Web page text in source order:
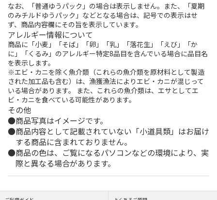
なお、「普通ゆうパック」の場合は表示しません。また、「夏期
のみチルドゆうパック」などとなる場合は、記号での表示はせ
ず、商品内容欄にその旨を表示しています。
アレルギー情報について
商品に「小麦」「そば」「卵」「乳」「落花生」「えび」「か
に」「くるみ」のアレルギー特定8品目を含んでいる場合に品目名
を表示します。
※エビ・カニを除く魚介類（これらの魚介類を原材料として製造
された加工品も含む）は、漁獲漁法によりエビ・カニが混じって
いる場合があります。 また、これらの魚介類は、エサとしてエ
ビ・カニを食べている可能性があります。
その他
商品写真はイメージです。
商品内容として記載されていない「小道具類」はお届け
する商品に含まれておりません。
商品の色は、ご覧になるパソコンなどの環境により、実
際と異なる場合があります。